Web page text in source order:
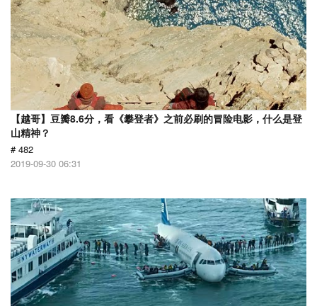
【越哥】豆瓣8.6分，看《攀登者》之前必刷的冒险电影，什么是登
山精神？
# 482
2019-09-30 06:31